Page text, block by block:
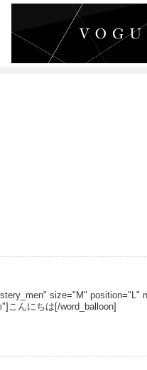
size="M" position="L"
こんにちは[/word_balloon]